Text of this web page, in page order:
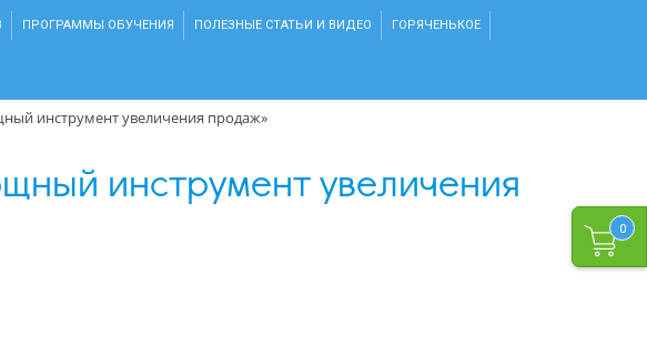
0
ПРОГРАММЫ ОБУЧЕНИЯ ПОЛЕЗНЫЕ СТАТЬИ И ВИДЕО ГОРЯЧЕНЬКОЕ
инструмент увеличения продаж»
инструмент увеличения